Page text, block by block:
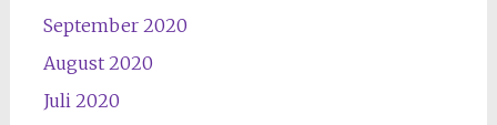
September 2020
August 2020
Juli 2020